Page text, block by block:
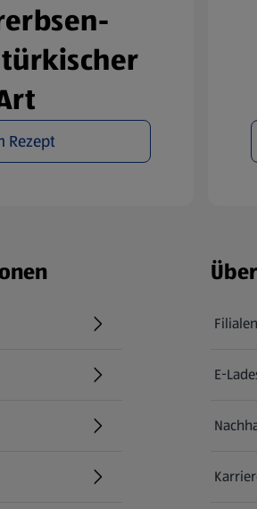
Rezept
Filialen
E-